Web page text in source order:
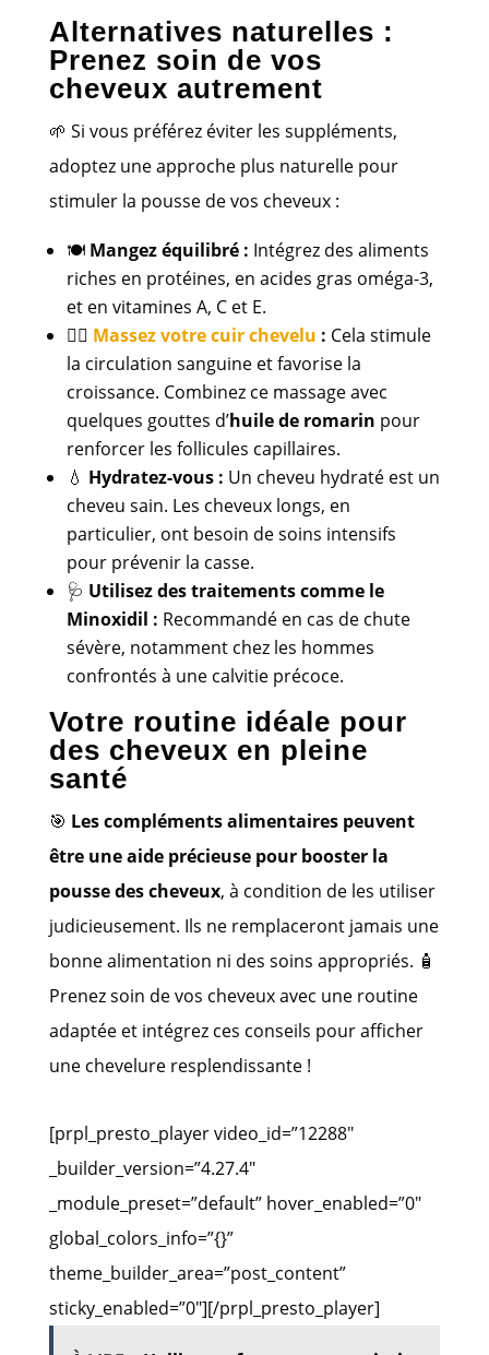
Alternatives naturelles :
Prenez soin de vos
cheveux autrement
🌱 Si vous préférez éviter les suppléments,
adoptez une approche plus naturelle pour
stimuler la pousse de vos cheveux :
🍽️ Mangez équilibré : Intégrez des aliments
riches en protéines, en acides gras oméga-3,
et en vitamines A, C et E.
💆‍♂️ Massez votre cuir chevelu : Cela stimule
la circulation sanguine et favorise la
croissance. Combinez ce massage avec
quelques gouttes d’huile de romarin pour
renforcer les follicules capillaires.
💧 Hydratez-vous : Un cheveu hydraté est un
cheveu sain. Les cheveux longs, en
particulier, ont besoin de soins intensifs
pour prévenir la casse.
🩺 Utilisez des traitements comme le
Minoxidil : Recommandé en cas de chute
sévère, notamment chez les hommes
confrontés à une calvitie précoce.
Votre routine idéale pour
des cheveux en pleine
santé
🎯 Les compléments alimentaires peuvent
être une aide précieuse pour booster la
pousse des cheveux, à condition de les utiliser
judicieusement. Ils ne remplaceront jamais une
bonne alimentation ni des soins appropriés. 🧴
Prenez soin de vos cheveux avec une routine
adaptée et intégrez ces conseils pour afficher
une chevelure resplendissante !
[prpl_presto_player video_id=”12288″
_builder_version=”4.27.4″
_module_preset=”default” hover_enabled=”0″
global_colors_info=”{}”
theme_builder_area=”post_content”
sticky_enabled=”0″][/prpl_presto_player]